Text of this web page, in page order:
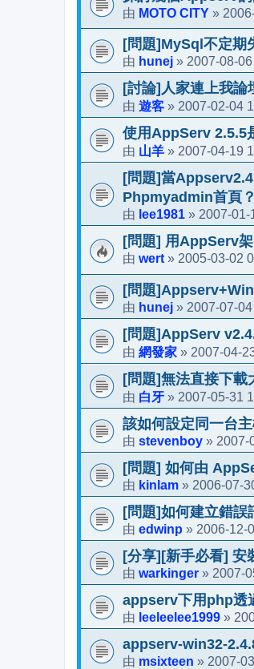
由 MOTO CITY »
[問題]MySql不定期
由 hunej » 2007-08-
[討論]人家連上我論
由 遊客 » 2007-02-04
使用AppServ 2.5.5
由 山羊 » 2007-04-19
[問題]當
Phpmyadmin首頁
由 lee1981 » 2007-01-
[問題] 用AppServ
由 wert » 2005-03-02
[問題
由 hunej » 2007-07-
[問題]AppServ
由 網發家 » 2007-04-
[問題]無法直接下
由 白牙 » 2007-05-31
該如何設定同一台
由 stevenboy » 2007-
[問題] 如何由
由 kinlam » 2006-07-
[問題]如何建立錯誤
由 edwinp » 2006-12-
[分享][新手必看] 安
由 warkinger » 2007-
appserv下用php透
由 leeleelee1999 »
appserv-win32-
由 msixteen » 2007-